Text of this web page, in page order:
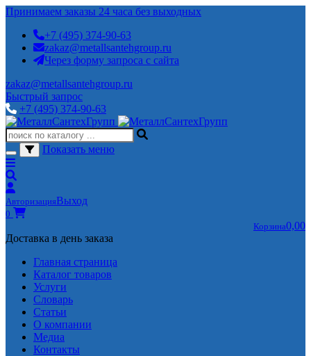
Принимаем заказы 24 часа без выходных
+7 (495) 374-90-63
zakaz@metallsantehgroup.ru
Через форму запроса с сайта
zakaz@metallsantehgroup.ru
Быстрый запрос
+7 (495) 374-90-63
Показать меню
АвторизацияВыход
0
Корзина0,00
Доставка в день заказа
Главная страница
Каталог товаров
Услуги
Словарь
Статьи
О компании
Медиа
Контакты